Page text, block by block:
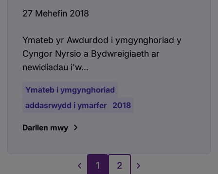
27 Mehefin 2018
Ymateb yr Awdurdod i ymgynghoriad y
Cyngor Nyrsio a Bydwreigiaeth ar
newidiadau i'w...
Ymateb i ymgynghoriad
addasrwydd i ymarfer
2018
Darllen mwy
1 2